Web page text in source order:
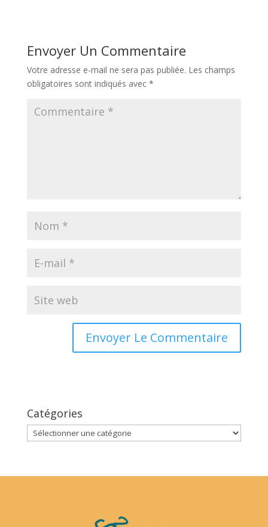
Envoyer Un Commentaire
Votre adresse e-mail ne sera pas publiée. Les champs
obligatoires sont indiqués avec *
Catégories
Catégories